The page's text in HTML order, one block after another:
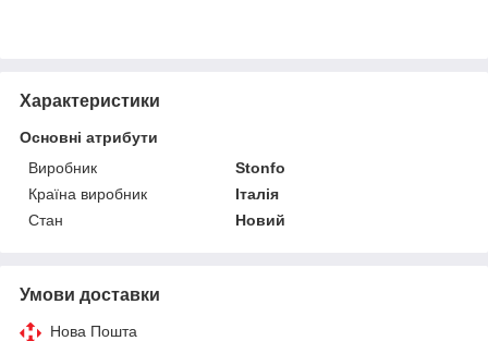
Характеристики
Основні атрибути
Виробник
Stonfo
Країна виробник
Італія
Стан
Новий
Умови доставки
Нова Пошта